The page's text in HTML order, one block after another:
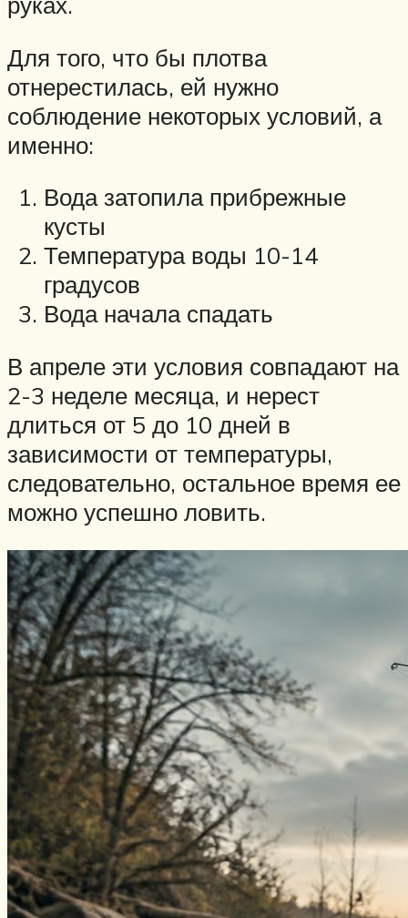
Для того, что бы плотва
отнерестилась, ей нужно
соблюдение некоторых условий, а
именно:
Вода затопила прибрежные
кусты
Температура воды 10-14
градусов
Вода начала спадать
В апреле эти условия совпадают на
2-3 неделе месяца, и нерест
длиться от 5 до 10 дней в
зависимости от температуры,
следовательно, остальное время ее
можно успешно ловить.